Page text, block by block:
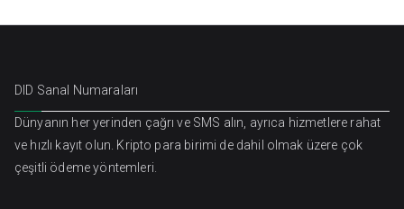
DID Sanal Numaraları
Dünyanın her yerinden çağrı ve SMS alın, ayrıca hizmetlere rahat
ve hızlı kayıt olun. Kripto para birimi de dahil olmak üzere çok
çeşitli ödeme yöntemleri.